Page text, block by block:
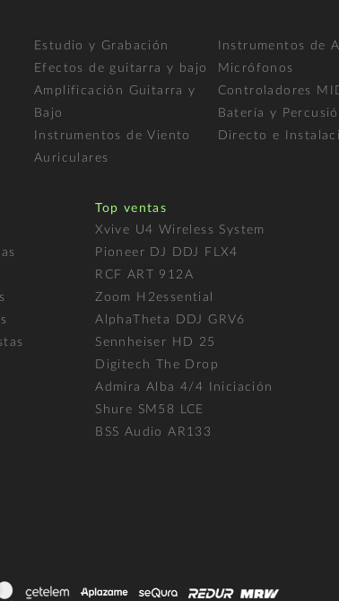
Estudio y Grabación
Efectos de guitarra y bajo
Amplificación Guitarra y
Bajo
Instrumentos de Viento
Auriculares
Instrumentos de
Micrófonos
Controladores
Batería y
Directo e
Top ventas
Xvive U4 Wireless System
Pioneer DJ DDJ FLX4
RCF ART 912A
Zoom H2essential
AlphaTheta DDJ GRV6
Sennheiser HD 25
Digitech The Drop
Admira Alba 4/4 Iniciación
Shure SM58 LCE
BSS Audio AR133